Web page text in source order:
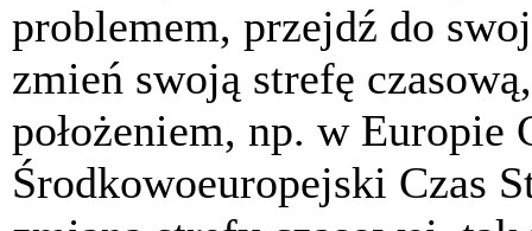
problemem, przejdź do
zmień swoją strefę
położeniem, np. w Europie
Środkowoeuropejski Czas